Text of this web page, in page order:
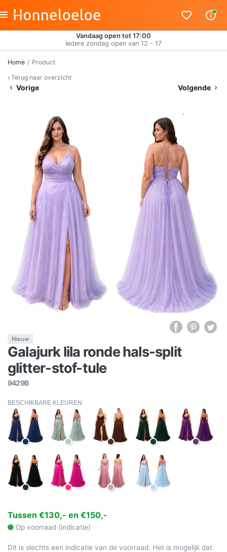
Vandaag open tot 17:00
Iedere zondag open van 12 - 17
Home
Product
Terug naar overzicht
Vorige Volgende
Nieuw
Galajurk lila ronde hals-split
glitter-stof-tule
9429B
BESCHIKBARE KLEUREN
Tussen €130,- en €150,-
Op voorraad (indicatie)
Dit is slechts een indicatie van de voorraad. Het is mogelijk dat